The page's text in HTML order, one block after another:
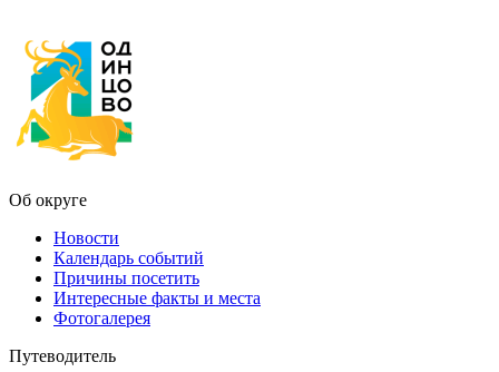
Об округе
Новости
Календарь событий
Причины посетить
Интересные факты и места
Фотогалерея
Путеводитель